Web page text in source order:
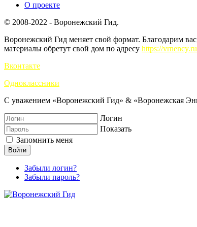
О проекте
© 2008-2022 - Воронежский Гид.
Воронежский Гид меняет свой формат. Благодарим
материалы обретут свой дом по адресу https://
Вконтакте
Одноклассники
С уважением «Воронежский Гид» & «Воронежская
Логин
Показать
Запомнить меня
Войти
Забыли логин?
Забыли пароль?